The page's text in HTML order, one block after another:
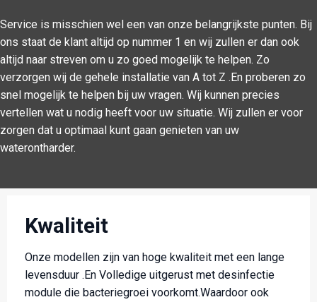
Service is misschien wel een van onze belangrijkste punten. Bij
ons staat de klant altijd op nummer 1 en wij zullen er dan ook
altijd naar streven om u zo goed mogelijk te helpen. Zo
verzorgen wij de gehele installatie van A tot Z .En proberen zo
snel mogelijk te helpen bij uw vragen. Wij kunnen precies
vertellen wat u nodig heeft voor uw situatie. Wij zullen er voor
zorgen dat u optimaal kunt gaan genieten van uw
waterontharder.
Kwaliteit
Onze modellen zijn van hoge kwaliteit met een lange
levensduur .En Volledige uitgerust met desinfectie
module die bacteriegroei voorkomt.Waardoor ook